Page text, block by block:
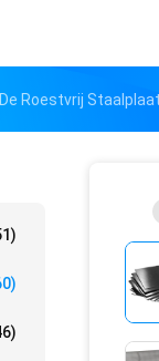
Roestvrij Staalplaat